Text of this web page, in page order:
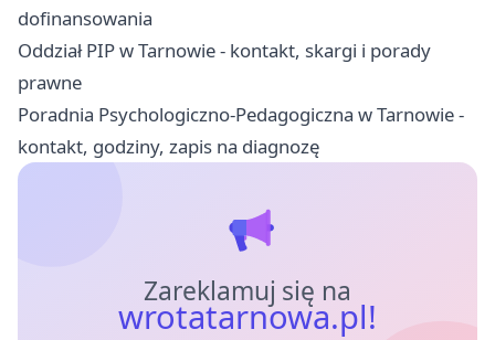
dofinansowania
Oddział PIP w Tarnowie - kontakt, skargi i porady
prawne
Poradnia Psychologiczno-Pedagogiczna w Tarnowie -
kontakt, godziny, zapis na diagnozę
Zareklamuj się na
wrotatarnowa.pl!